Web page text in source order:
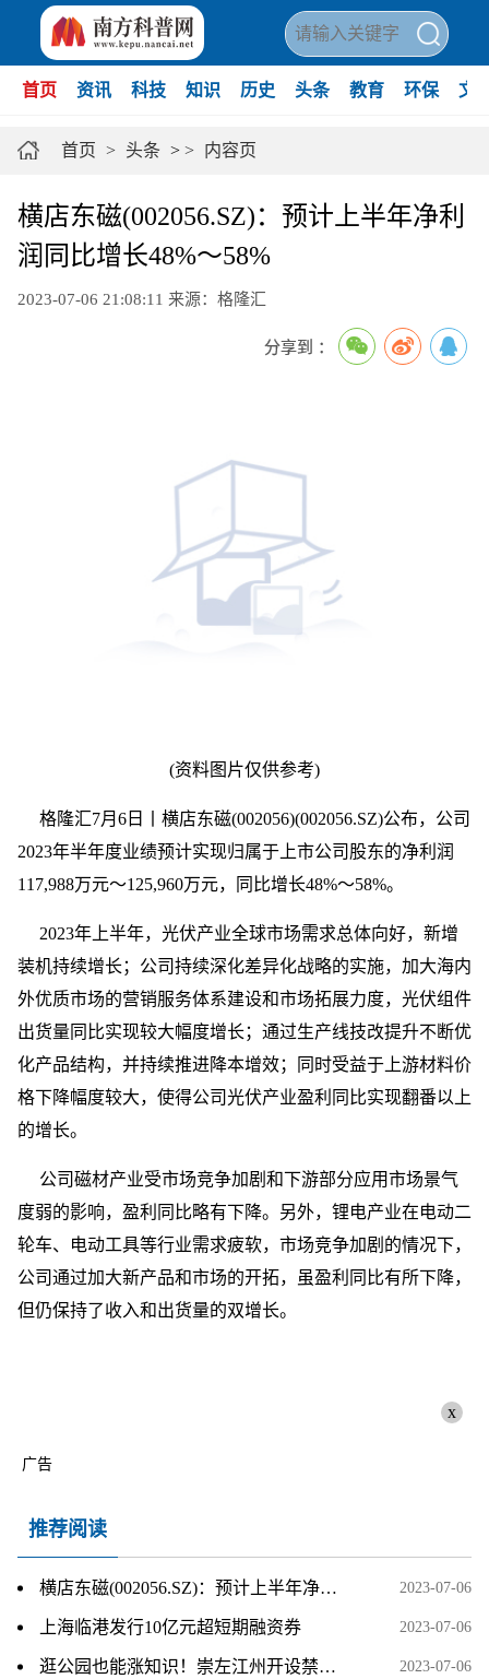
首页 资讯 科技 知识 历史 头条 教育 环保 文
首页 > 头条 > > 内容页
横店东磁(002056.SZ)：预计上半年净利
润同比增长48%～58%
2023-07-06 21:08:11 来源：格隆汇
分享到 ：
(资料图片仅供参考)
格隆汇7月6日丨横店东磁(002056)(002056.SZ)公布，公司
2023年半年度业绩预计实现归属于上市公司股东的净利润
117,988万元～125,960万元，同比增长48%～58%。
2023年上半年，光伏产业全球市场需求总体向好，新增
装机持续增长；公司持续深化差异化战略的实施，加大海内
外优质市场的营销服务体系建设和市场拓展力度，光伏组件
出货量同比实现较大幅度增长；通过生产线技改提升不断优
化产品结构，并持续推进降本增效；同时受益于上游材料价
格下降幅度较大，使得公司光伏产业盈利同比实现翻番以上
的增长。
公司磁材产业受市场竞争加剧和下游部分应用市场景气
度弱的影响，盈利同比略有下降。另外，锂电产业在电动二
轮车、电动工具等行业需求疲软，市场竞争加剧的情况下，
公司通过加大新产品和市场的开拓，虽盈利同比有所下降，
但仍保持了收入和出货量的双增长。
x
广告
推荐阅读
横店东磁(002056.SZ)：预计上半年净利润同比增长48%～58% 2023-07-06
上海临港发行10亿元超短期融资券 2023-07-06
逛公园也能涨知识！崇左江州开设禁毒主题公园 2023-07-06